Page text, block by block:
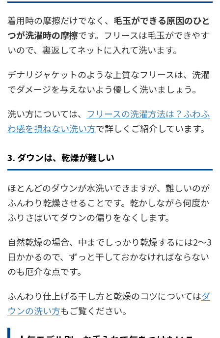
着用時の摩擦だけでなく、 毛玉ができる原因のひと
つが洗濯時の摩擦です。フリースは毛玉ができやす
いので、裏返してネットに入れて洗います。
デナリジャケットのような上質なフリースは、洗濯
でダメージを与えないよう優しく洗いましょう。
洗い方については、 フリースの洗濯方法は？ふわふ
わ感を損ねない洗い方で詳しくご紹介しています。
3. ダウンは、乾燥が難しい
ほとんどのダウンが水洗いできますが、難しいのが
ふんわり乾燥させることです。乾かしながら何度か
ふりさばいてダウンの偏りをなくします。
自然乾燥の場合、中までしっかり乾燥するには2〜3
日かかるので、ずっと干しておかなければならない
のも厄介な点です。
ふんわり仕上げる干し方と乾燥のコツについてはダ
ウンの洗い方もご覧ください。